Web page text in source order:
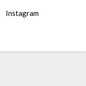
Instagram